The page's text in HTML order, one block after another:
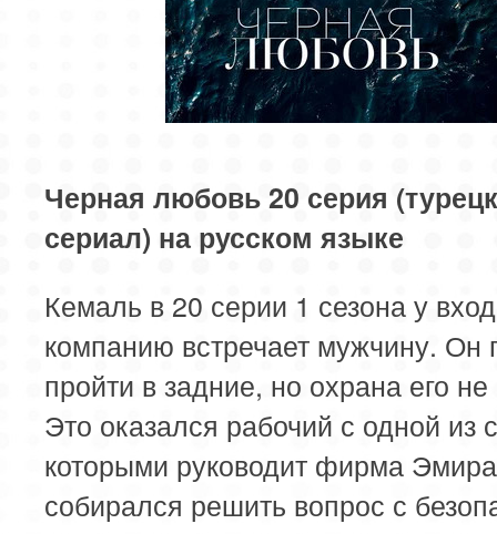
78 серия
79 серия
82 серия
83 серия
86 серия
87 серия
89 серия
90 серия
91 серия
93 серия
94 серия
95 серия
97 серия
98 серия 99 серия
101 серия
102 серия 103 серия
105 серия
106 серия 107 серия
109 серия
110 серия 111 серия
Черная любовь 20 серия
сериал) на русском языке
Кемаль в 20 серии 1 сезона у
компанию встречает мужчину. Он
пройти в задние, но охрана его
Это оказался рабочий с одной из
которыми руководит фирма
собирался решить вопрос с